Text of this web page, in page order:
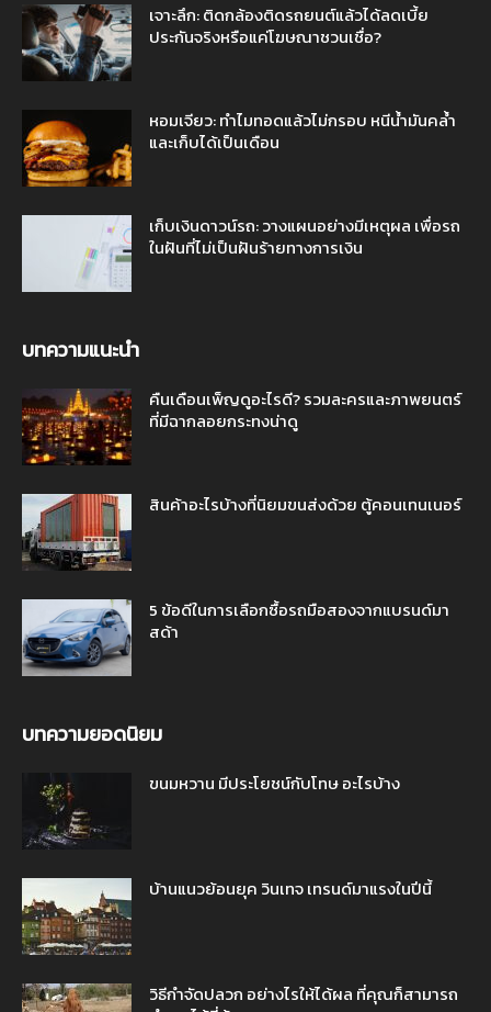
เจาะลึก: ติดกล้องติดรถยนต์แล้วได้ลดเบี้ย
ประกันจริงหรือแค่โฆษณาชวนเชื่อ?
หอมเจียว: ทำไมทอดแล้วไม่กรอบ หนีน้ำมันคล้ำ
และเก็บได้เป็นเดือน
เก็บเงินดาวน์รถ: วางแผนอย่างมีเหตุผล เพื่อรถ
ในฝันที่ไม่เป็นฝันร้ายทางการเงิน
บทความแนะนำ
คืนเดือนเพ็ญดูอะไรดี? รวมละครและภาพยนตร์
ที่มีฉากลอยกระทงน่าดู
สินค้าอะไรบ้างที่นิยมขนส่งด้วย ตู้คอนเทนเนอร์
5 ข้อดีในการเลือกซื้อรถมือสองจากแบรนด์มา
สด้า
บทความยอดนิยม
ขนมหวาน มีประโยชน์กับโทษ อะไรบ้าง
บ้านแนวย้อนยุค วินเทจ เทรนด์มาแรงในปีนี้
วิธีกำจัดปลวก อย่างไรให้ได้ผล ที่คุณก็สามารถ